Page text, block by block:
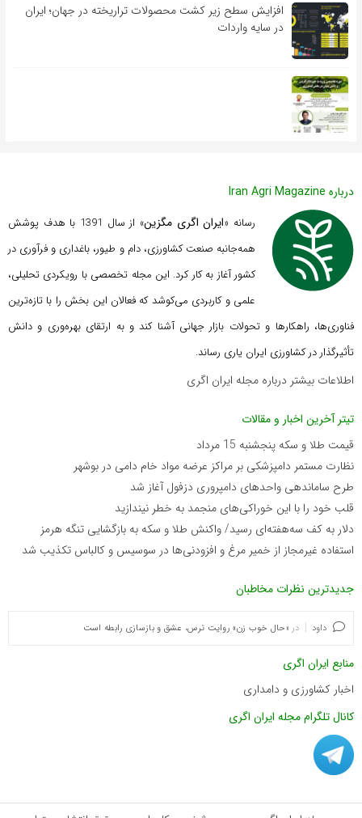
افزایش سطح زیر کشت محصولات تراریخته در جهان؛ ایران
در سایه واردات
درباره Iran Agri Magazine
رسانه «ایران اگری مگزین
» از سال 1391 با هدف پوشش
همه‌جانبه صنعت کشاورزی، دام و طیور، باغداری و فرآوری در
کشور آغاز به کار کرد. این مجله تخصصی با رویکردی تحلیلی،
علمی و کاربردی می‌کوشد که فعالان این بخش را با تازه‌ترین
فناوری‌ها، راهکارها و تحولات بازار جهانی آشنا کند و به ارتقای بهره‌وری و دانش
تأثیرگذار در کشاورزی ایران یاری رساند.
اطلاعات بیشتر درباره مجله ایران اگری
تیتر آخرین اخبار و مقالات
قیمت طلا و سکه پنجشنبه 15 مرداد
نظارت مستمر دامپزشکی بر مراکز عرضه مواد خام دامی در بوشهر
طرح ساماندهی واحدهای دامپروری دزفول آغاز شد
قلب خود را با این خوراکی‌های منجمد به خطر نیندازید
دلار به کف سه‌هفته‌ای رسید/ واکنش طلا و سکه به بازگشایی تنگه هرمز
استفاده غیرمجاز از خمیر مرغ و افزودنی‌ها در سوسیس و کالباس تکذیب شد
جدیدترین نظرات مخاطبان
داود در «حال خوب زن» روایت ترس، عشق و بازسازی رابطه است
منابع ایران اگری
اخبار کشاورزی و دامداری
کانال تلگرام مجله ایران اگری